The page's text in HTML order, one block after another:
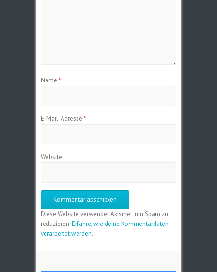
Name *
E-Mail-Adresse *
Website
Diese Website verwendet Akismet, um Spam zu
reduzieren.Erfahre, wie deine Kommentardaten
verarbeitet werden.